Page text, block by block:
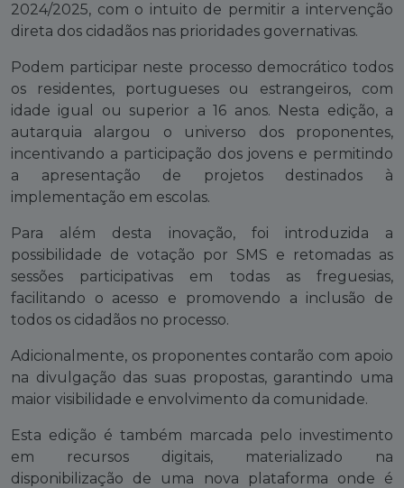
2024/2025, com o intuito de permitir a intervenção
direta dos cidadãos nas prioridades governativas.
Podem participar neste processo democrático todos
os residentes, portugueses ou estrangeiros, com
idade igual ou superior a 16 anos. Nesta edição, a
autarquia alargou o universo dos proponentes,
incentivando a participação dos jovens e permitindo
a apresentação de projetos destinados à
implementação em escolas.
Para além desta inovação, foi introduzida a
possibilidade de votação por SMS e retomadas as
sessões participativas em todas as freguesias,
facilitando o acesso e promovendo a inclusão de
todos os cidadãos no processo.
Adicionalmente, os proponentes contarão com apoio
na divulgação das suas propostas, garantindo uma
maior visibilidade e envolvimento da comunidade.
Esta edição é também marcada pelo investimento
em recursos digitais, materializado na
disponibilização de uma nova plataforma onde é